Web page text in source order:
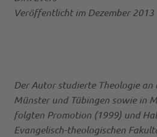
Veröffentlicht im Dezember 2013
Der Autor studierte Theologie
Münster und Tübingen sowie in
folgten Promotion (1999) und
Evangelisch-theologischen